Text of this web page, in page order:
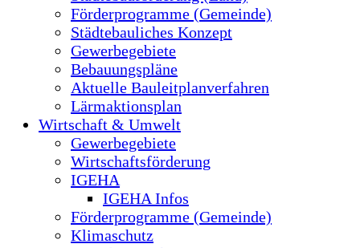
Förderprogramme (Gemeinde)
Städtebauliches Konzept
Gewerbegebiete
Bebauungspläne
Aktuelle Bauleitplanverfahren
Lärmaktionsplan
Wirtschaft & Umwelt
Gewerbegebiete
Wirtschaftsförderung
IGEHA
IGEHA Infos
Förderprogramme (Gemeinde)
Klimaschutz